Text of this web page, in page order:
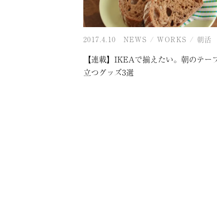
2017.4.10 NEWS /WORKS / 朝活
【連載】IKEAで揃えたい。朝のテー
立つグッズ3選